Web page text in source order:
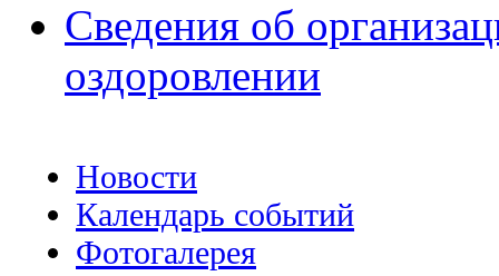
Сведения об
оздоровлении
Новости
Календарь событий
Фотогалерея